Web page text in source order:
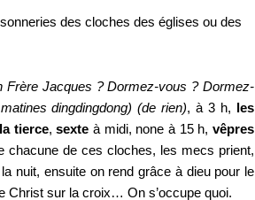
des cloches des églises ou des
Frère Jacques ? Dormez-vous ? Dormez-
dingdingdong) (de rien), à 3 h, les
la tierce,sexte à midi, none à 15 h,vêpres
chacune de ces cloches, les mecs prient,
nuit, ensuite on rend grâce à dieu pour le
Christ sur la croix… On s’occupe quoi.